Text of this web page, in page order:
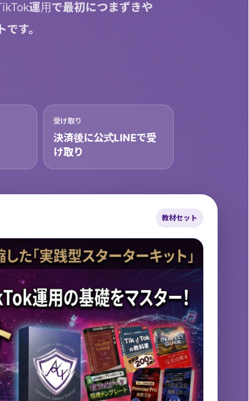
運用で最初につまずきや
す。
受け取り
決済後に公式LINEで受
け取り
教材セット